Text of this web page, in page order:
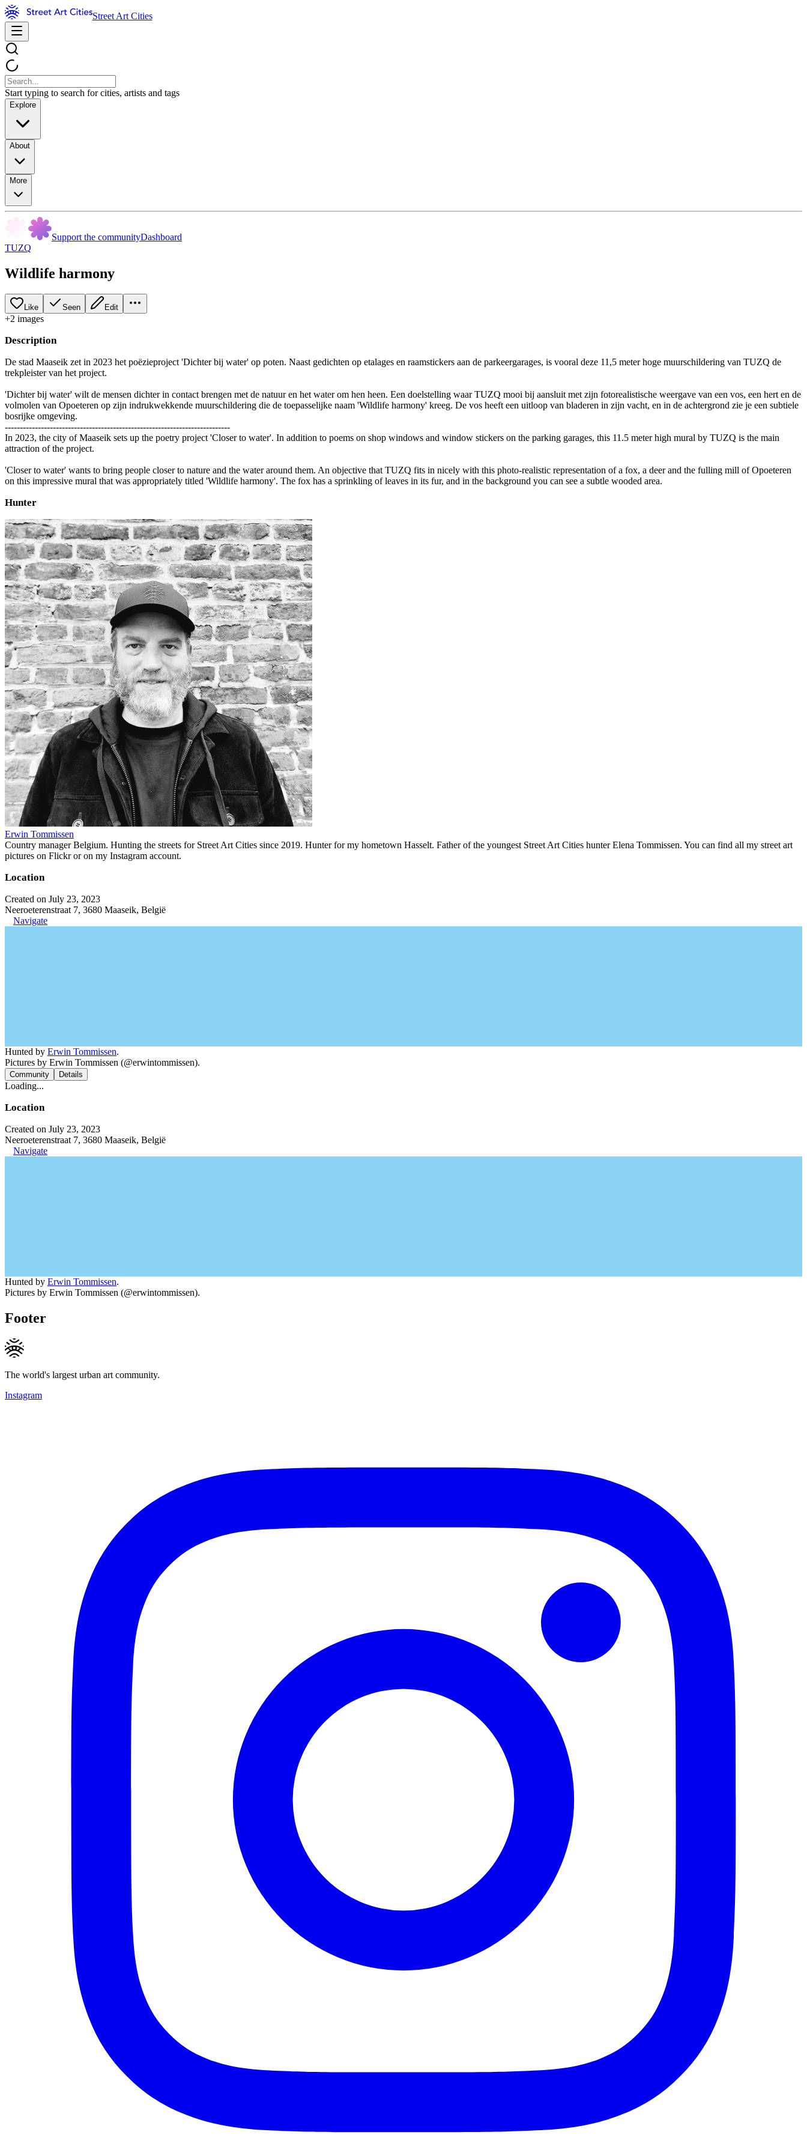
Street Art Cities
Start typing to search for cities, artists and tags
Explore
About
More
Support the communityDashboard
TUZQ
Wildlife harmony
Like Seen Edit
+2 images
Description
De stad Maaseik zet in 2023 het poëzieproject 'Dichter bij water' op poten. Naast gedichten op etalages en raamstickers aan de parkeergarages, is vooral deze 11,5 meter hoge muurschildering van TUZQ de
trekpleister van het project.
'Dichter bij water' wilt de mensen dichter in contact brengen met de natuur en het water om hen heen. Een doelstelling waar TUZQ mooi bij aansluit met zijn fotorealistische weergave van een vos, een hert en de
volmolen van Opoeteren op zijn indrukwekkende muurschildering die de toepasselijke naam 'Wildlife harmony' kreeg. De vos heeft een uitloop van bladeren in zijn vacht, en in de achtergrond zie je een subtiele
bosrijke omgeving.
---------------------------------------------------------------------------
In 2023, the city of Maaseik sets up the poetry project 'Closer to water'. In addition to poems on shop windows and window stickers on the parking garages, this 11.5 meter high mural by TUZQ is the main
attraction of the project.
'Closer to water' wants to bring people closer to nature and the water around them. An objective that TUZQ fits in nicely with this photo-realistic representation of a fox, a deer and the fulling mill of Opoeteren
on this impressive mural that was appropriately titled 'Wildlife harmony'. The fox has a sprinkling of leaves in its fur, and in the background you can see a subtle wooded area.
Hunter
Erwin Tommissen
Country manager Belgium. Hunting the streets for Street Art Cities since 2019. Hunter for my hometown Hasselt. Father of the youngest Street Art Cities hunter Elena Tommissen. You can find all my street art
pictures on Flickr or on my Instagram account.
Location
Created on July 23, 2023
Neeroeterenstraat 7, 3680 Maaseik, België
Navigate
Hunted by Erwin Tommissen.
Pictures by Erwin Tommissen (@erwintommissen).
Community Details
Loading...
Location
Created on July 23, 2023
Neeroeterenstraat 7, 3680 Maaseik, België
Navigate
Hunted by Erwin Tommissen.
Pictures by Erwin Tommissen (@erwintommissen).
Footer
The world's largest urban art community.
Instagram